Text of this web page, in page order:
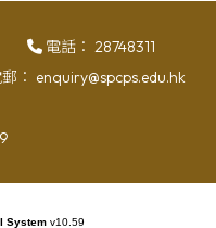
電話： 28748311
： enquiry@spcps.edu.hk
System v10.59